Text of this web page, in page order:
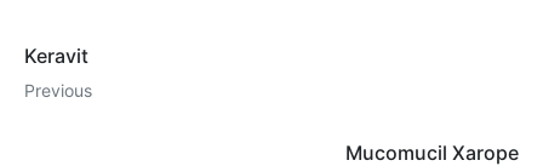
Keravit
Previous
Mucomucil Xarope